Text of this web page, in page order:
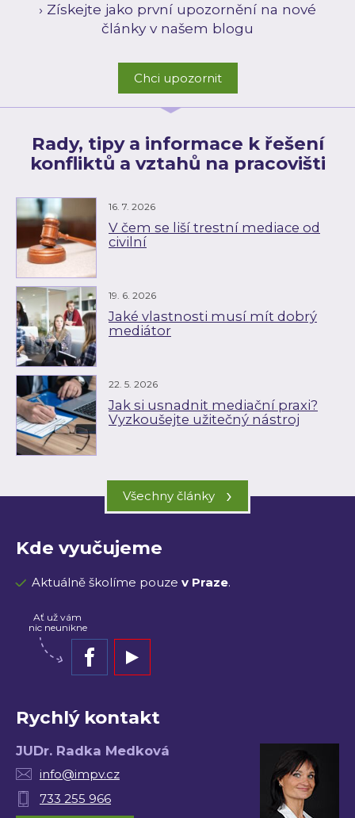
› Získejte jako první upozornění na nové
články v našem blogu
Chci upozornit
Rady, tipy a informace k řešení
konfliktů a vztahů na pracovišti
16. 7. 2026
V čem se liší trestní mediace od
civilní
19. 6. 2026
Jaké vlastnosti musí mít dobrý
mediátor
22. 5. 2026
Jak si usnadnit mediační praxi?
Vyzkoušejte užitečný nástroj
Všechny články ›
Kde vyučujeme
Aktuálně školíme pouze v Praze.
Ať už vám
nic neunikne
Rychlý kontakt
JUDr. Radka Medková
info@impv.cz
733 255 966